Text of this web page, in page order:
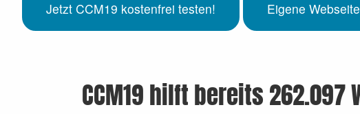
Jetzt CCM19 kostenfrei testen! Eigene
CCM19 hilft bereits 262.097